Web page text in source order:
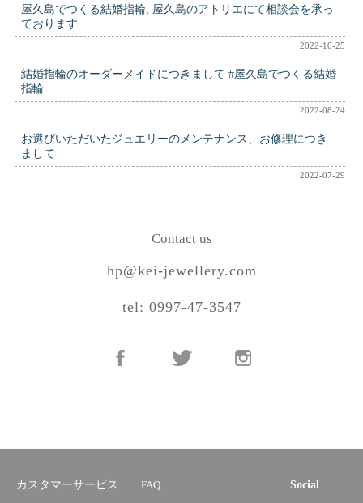
屋久島でつくる結婚指輪, 屋久島のアトリエにて相談会を承っ
ております
2022-10-25
結婚指輪のオーダーメイドにつきまして #屋久島でつくる結婚
指輪
2022-08-24
お選びいただいたジュエリーのメンテナンス、お修理につき
まして
2022-07-29
Contact us
hp@kei-jewellery.com
tel: 0997-47-3547
カスタマーサービス FAQ Social